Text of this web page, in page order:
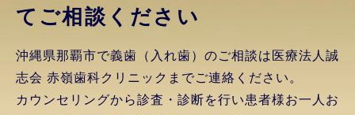
てご相談ください
沖縄県那覇市で義歯（入れ歯）のご相談は医療法人誠
志会 赤嶺歯科クリニックまでご連絡ください。
カウンセリングから診査・診断を行い患者様お一人お